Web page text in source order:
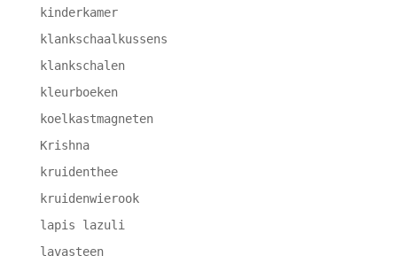
kinderkamer
klankschaalkussens
klankschalen
kleurboeken
koelkastmagneten
Krishna
kruidenthee
kruidenwierook
lapis lazuli
lavasteen